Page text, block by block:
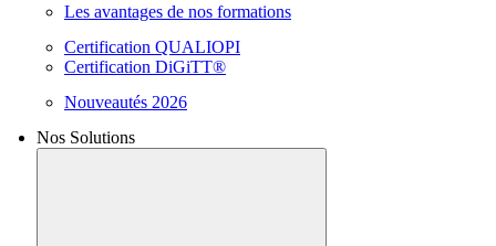
Les avantages de nos formations
Certification QUALIOPI
Certification DiGiTT®
Nouveautés 2026
Nos Solutions